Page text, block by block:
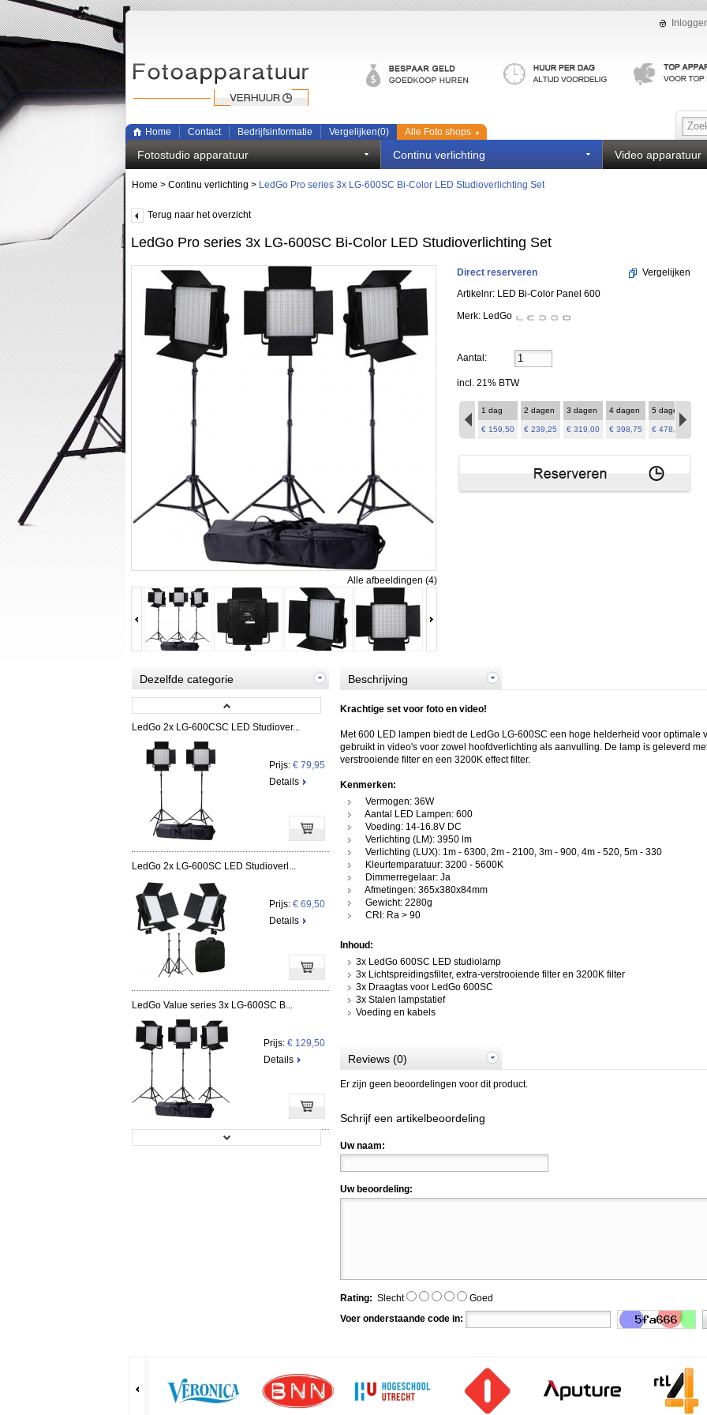
Home Contact Bedrijfsinformatie Vergelijken(0) Alle Foto shops
Fotostudio apparatuur Continu verlichting Video apparatuur
Home > Continu verlichting > LedGo Pro series 3x LG-600SC Bi-Color LED Studioverlichting Set
Terug naar het overzicht
LedGo Pro series 3x LG-600SC Bi-Color LED Studioverlichting Set
Alle afbeeldingen (4)
Direct reserveren
Artikelnr: LED Bi-Color Panel 600
Merk: LedGo
Vergelijken
Aantal:
incl. 21% BTW
1 dag
€ 159,50
2 dagen
€ 239,25
3 dagen
€ 319,00
4 dagen
€ 398,75
5 dagen
€ 478,50
Dezelfde categorie
LedGo 2x LG-600CSC LED Studiover...
Prijs: € 79,95
Details
LedGo 2x LG-600SC LED Studioverl...
Prijs: € 69,50
Details
LedGo Value series 3x LG-600SC B...
Prijs: € 129,50
Details
LedGo LG-V58C VersaTile Bi-Color...
Beschrijving
Krachtige set voor foto en video!
Met 600 LED lampen biedt de LedGo LG-600SC een hoge helderheid voor optimale
gebruikt in video's voor zowel hoofdverlichting als aanvulling. De lamp is geleverd
verstrooiende filter en een 3200K effect filter.
Kenmerken:
Vermogen: 36W
Aantal LED Lampen: 600
Voeding: 14-16.8V DC
Verlichting (LM): 3950 lm
Verlichting (LUX): 1m - 6300, 2m - 2100, 3m - 900, 4m - 520, 5m - 330
Kleurtemparatuur: 3200 - 5600K
Dimmerregelaar: Ja
Afmetingen: 365x380x84mm
Gewicht: 2280g
CRI: Ra > 90
Inhoud:
3x LedGo 600SC LED studiolamp
3x Lichtspreidingsfilter, extra-verstrooiende filter en 3200K filter
3x Draagtas voor LedGo 600SC
3x Stalen lampstatief
Voeding en kabels
Reviews (0)
Er zijn geen beoordelingen voor dit product.
Schrijf een artikelbeoordeling
Uw naam:
Uw beoordeling:
Rating: Slecht
Goed
Voer onderstaande code in: